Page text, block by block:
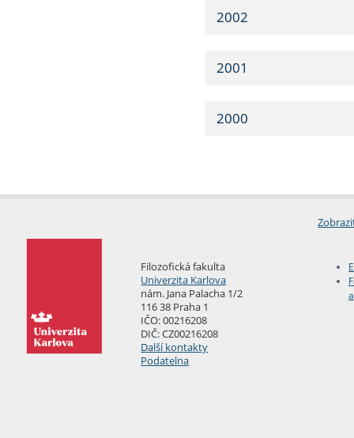
2002
2001
2000
Filozofická fakulta
Univerzita Karlova
nám. Jana Palacha 1/2
116 38 Praha 1
IČO: 00216208
DIČ: CZ00216208
Další kontakty
Podatelna